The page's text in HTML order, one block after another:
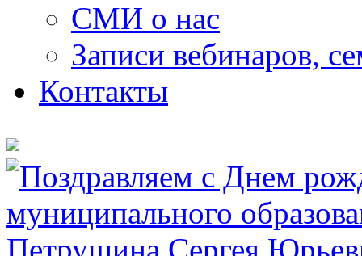
СМИ о нас
Записи вебинаров,
Контакты